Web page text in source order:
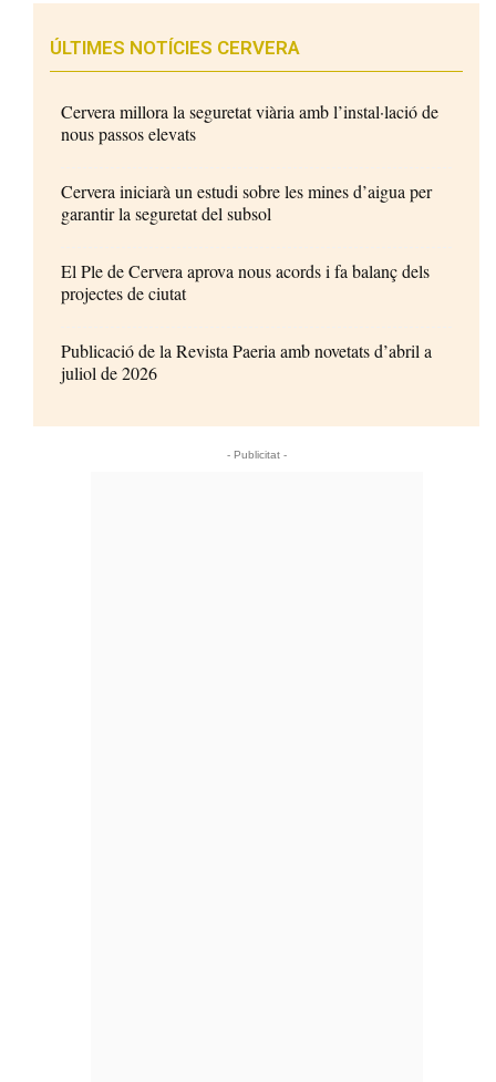
ÚLTIMES NOTÍCIES CERVERA
Cervera millora la seguretat viària amb l’instal·lació de
nous passos elevats
Cervera iniciarà un estudi sobre les mines d’aigua per
garantir la seguretat del subsol
El Ple de Cervera aprova nous acords i fa balanç dels
projectes de ciutat
Publicació de la Revista Paeria amb novetats d’abril a
juliol de 2026
- Publicitat -